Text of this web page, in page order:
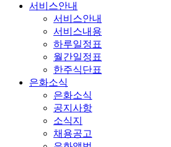
서비스안내
서비스안내
서비스내용
하루일정표
월간일정표
한주식단표
은화소식
은화소식
공지사항
소식지
채용공고